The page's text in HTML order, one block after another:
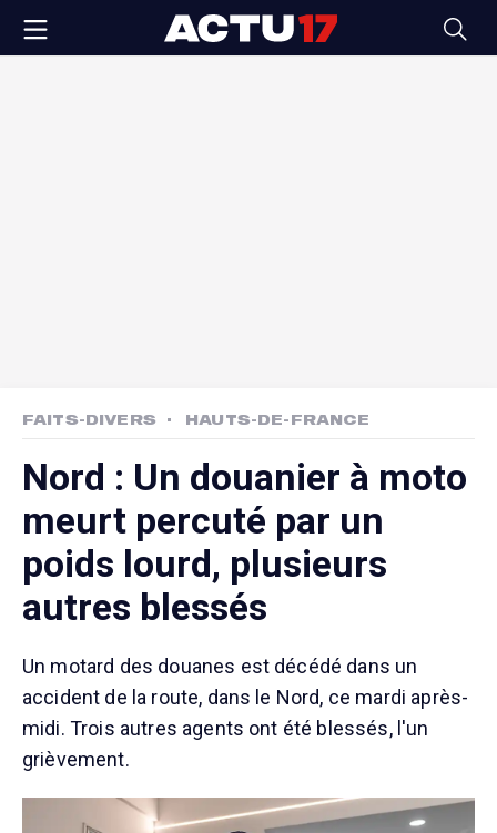
FAITS-DIVERS HAUTS-DE-FRANCE
Nord : Un douanier à moto
meurt percuté par un
poids lourd, plusieurs
autres blessés
Un motard des douanes est décédé dans un
accident de la route, dans le Nord, ce mardi après-
midi. Trois autres agents ont été blessés, l'un
grièvement.